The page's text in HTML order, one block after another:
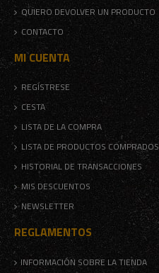
QUIERO DEVOLVER UN PRODUCTO
CONTACTO
MI CUENTA
REGÍSTRESE
CESTA
LISTA DE LA COMPRA
LISTA DE PRODUCTOS COMPRADOS
HISTORIAL DE TRANSACCIONES
MIS DESCUENTOS
NEWSLETTER
REGLAMENTOS
INFORMACIÓN SOBRE LA TIENDA